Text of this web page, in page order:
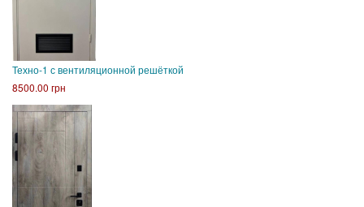
Техно-1 с вентиляционной решёткой
8500.00 грн